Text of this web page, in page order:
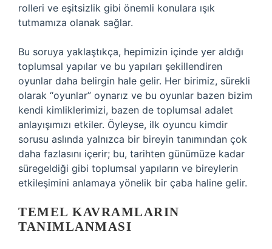
rolleri ve eşitsizlik gibi önemli konulara ışık
tutmamıza olanak sağlar.
Bu soruya yaklaştıkça, hepimizin içinde yer aldığı
toplumsal yapılar ve bu yapıları şekillendiren
oyunlar daha belirgin hale gelir. Her birimiz, sürekli
olarak “oyunlar” oynarız ve bu oyunlar bazen bizim
kendi kimliklerimizi, bazen de toplumsal adalet
anlayışımızı etkiler. Öyleyse, ilk oyuncu kimdir
sorusu aslında yalnızca bir bireyin tanımından çok
daha fazlasını içerir; bu, tarihten günümüze kadar
süregeldiği gibi toplumsal yapıların ve bireylerin
etkileşimini anlamaya yönelik bir çaba haline gelir.
TEMEL KAVRAMLARIN
TANIMLANMASI